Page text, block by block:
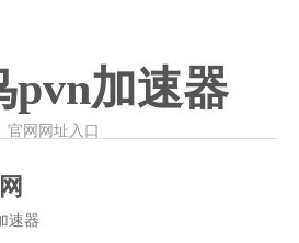
pvn加速器
官网网址入口
速器